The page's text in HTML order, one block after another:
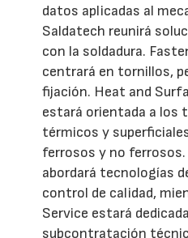
datos aplicadas al
Saldatech reunirá
con la soldadura.
centrará en tornillos,
fijación. Heat and
estará orientada a los
térmicos y
ferrosos y no
abordará tecnologías
control de calidad,
Service estará
subcontratación